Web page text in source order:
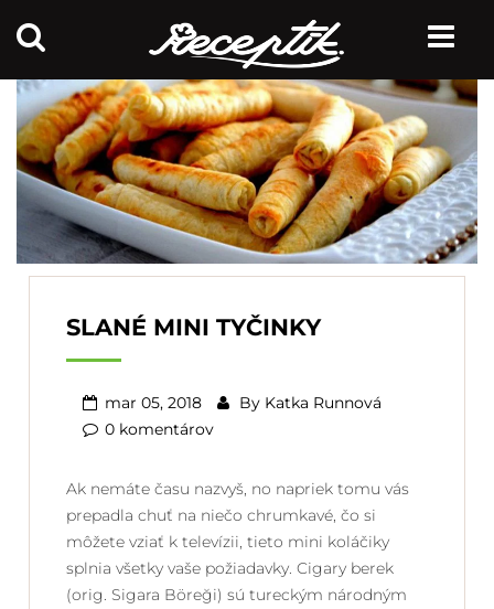
SLANÉ MINI TYČINKY
mar 05, 2018 By Katka Runnová
0 komentárov
Ak nemáte času nazvyš, no napriek tomu vás
prepadla chuť na niečo chrumkavé, čo si
môžete vziať k televízii, tieto mini koláčiky
splnia všetky vaše požiadavky. Cigary berek
(orig. Sigara Böreği) sú tureckým národným